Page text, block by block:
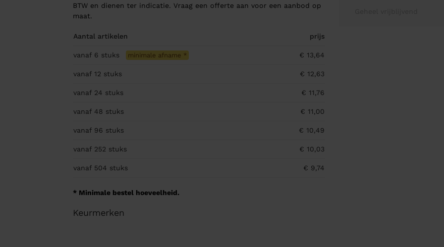
BTW en dienen ter indicatie. Vraag een offerte aan voor een aanbod op
maat.
Aantal artikelen prijs
vanaf 6 stuks minimale afname * € 13,64
vanaf 12 stuks € 12,63
vanaf 24 stuks € 11,76
vanaf 48 stuks € 11,00
vanaf 96 stuks € 10,49
vanaf 252 stuks € 10,03
vanaf 504 stuks € 9,74
* Minimale bestel hoeveelheid.
Keurmerken